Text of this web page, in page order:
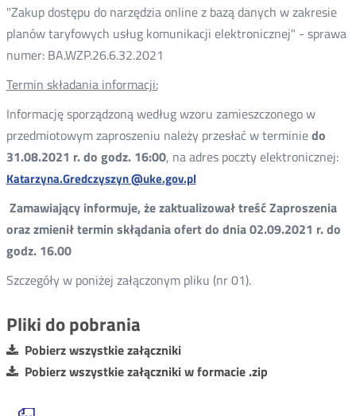
"Zakup dostępu do narzędzia online z bazą danych w zakresie
planów taryfowych usług komunikacji elektronicznej" - sprawa
numer: BA.WZP.26.6.32.2021
Termin składania informacji:
Informację sporządzoną według wzoru zamieszczonego w
przedmiotowym zaproszeniu należy przesłać w terminiedo
31.08.2021 r. do godz. 16:00, na adres poczty elektronicznej:
Katarzyna.Gredczyszyn @uke.gov.pl
Zamawiający informuje, że zaktualizował treść Zaproszenia
oraz zmienił termin skłądania ofert do dnia 02.09.2021 r. do
godz. 16.00
Szczegóły w poniżej załączonym pliku (nr 01).
Pliki do pobrania
Pobierz wszystkie załączniki
Pobierz wszystkie załączniki w formacie .zip